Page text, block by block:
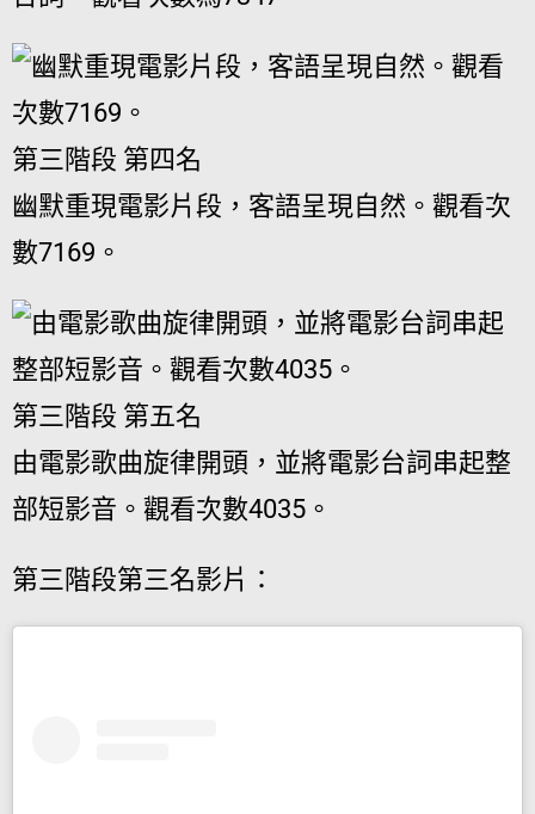
第三階段 第四名
幽默重現電影片段，客語呈現自然。觀看次
數7169。
第三階段 第五名
由電影歌曲旋律開頭，並將電影台詞串起整
部短影音。觀看次數4035。
第三階段第三名影片：